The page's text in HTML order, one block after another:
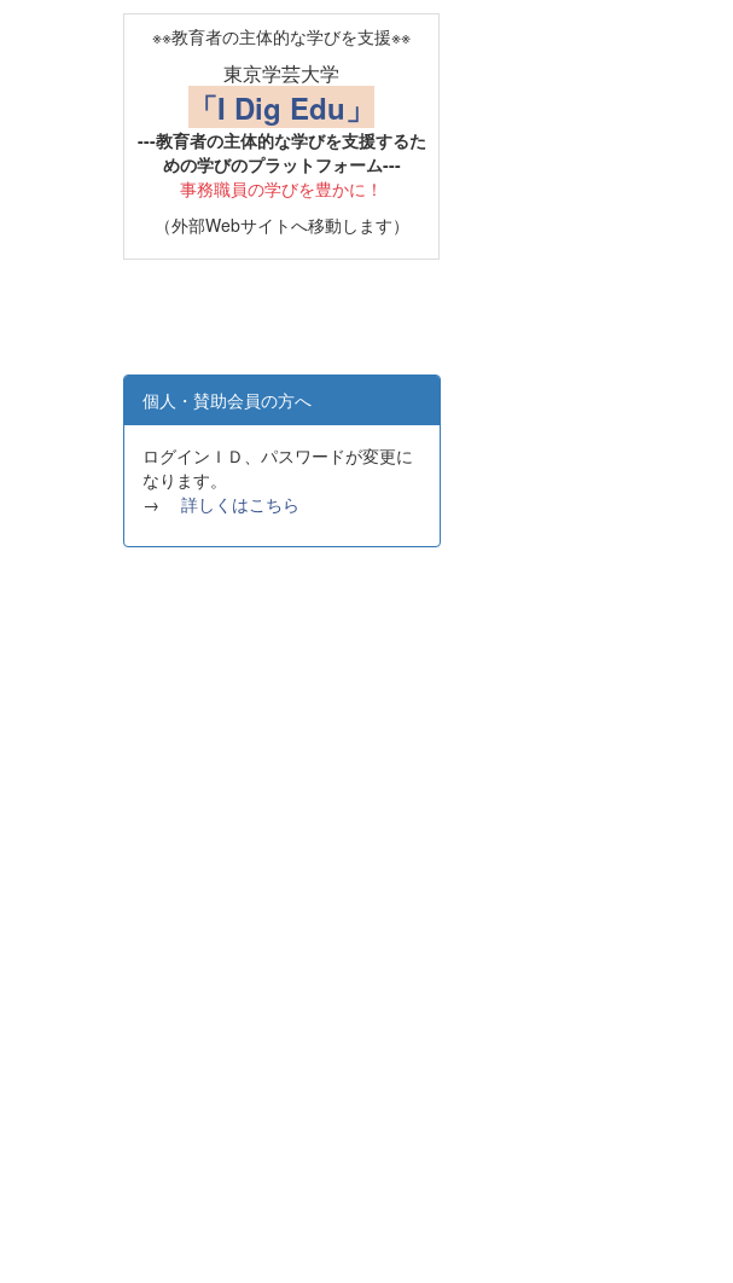
※※教育者の主体的な学びを支援※※
東京学芸大学
「I Dig Edu」
---教育者の主体的な学びを支援するた
めの学びのプラットフォーム---
事務職員の学びを豊かに！
（外部Webサイトへ移動します）
個人・賛助会員の方へ
ログインＩＤ、パスワードが変更に
なります。
→ 詳しくはこちら